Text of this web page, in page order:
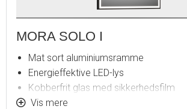
MORA SOLO I
Mat sort aluminiumsramme
Energieffektive LED-lys
Kobberfrit glas med sikkerhedsfilm
Dugfri med opvarmet afdugningsenhed
Vis mere